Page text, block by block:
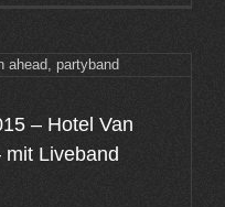
– Hotel Van
Liveband